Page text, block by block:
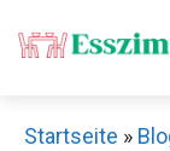
Inhalt
Startseite »